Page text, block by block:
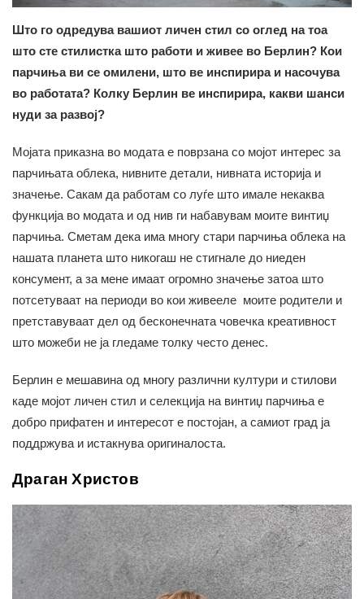
Што го одредува вашиот личен стил со оглед на тоа
што сте стилистка што работи и живее во Берлин? Кои
парчиња ви се омилени, што ве инспирира и насочува
во работата? Колку Берлин ве инспирира, какви шанси
нуди за развој?
Мојата приказна во модата е поврзана со мојот интерес за
парчињата облека, нивните детали, нивната историја и
значење. Сакам да работам со луѓе што имале некаква
функција во модата и од нив ги набавувам моите винтиџ
парчиња. Сметам дека има многу стари парчиња облека на
нашата планета што никогаш не стигнале до ниеден
консумент, а за мене имаат огромно значење затоа што
потсетуваат на периоди во кои живееле моите родители и
претставуваат дел од бесконечната човечка креативност
што можеби не ја гледаме толку често денес.
Берлин е мешавина од многу различни култури и стилови
каде мојот личен стил и селекција на винтиџ парчиња е
добро прифатен и интересот е постојан, а самиот град ја
поддржува и истакнува оригиналоста.
Драган Христов